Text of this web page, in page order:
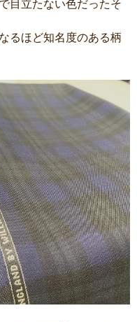
目立たない色だったそ
るほど知名度のある柄